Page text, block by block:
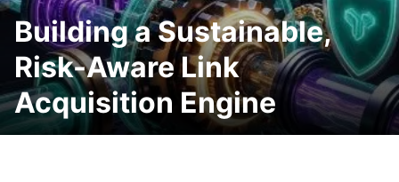
Building a Sustainable,
Risk-Aware Link
Acquisition Engine